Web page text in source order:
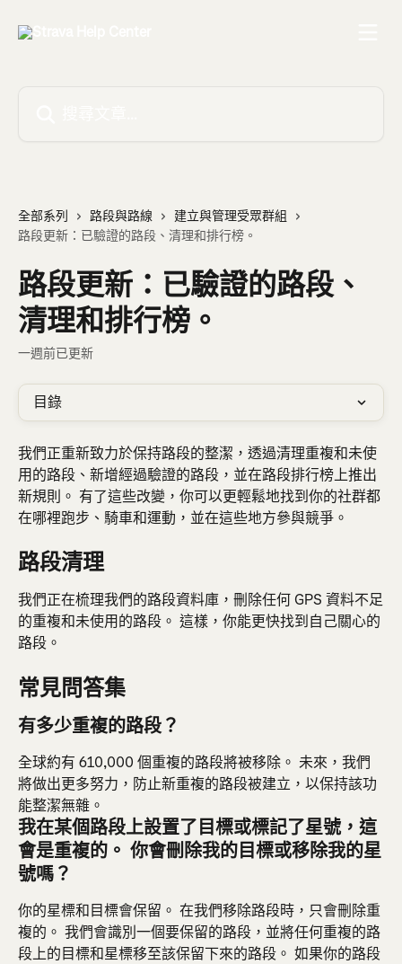
全部系列 路段與路線
建立與管理受眾群組
路段更新：已驗證的路段、清理和排行榜。
路段更新：已驗證的路段、
清理和排行榜。
一週前已更新
目錄
我們正重新致力於保持路段的整潔，透過清理重複和未使
用的路段、新增經過驗證的路段，並在路段排行榜上推出
新規則。 有了這些改變，你可以更輕鬆地找到你的社群都
在哪裡跑步、騎車和運動，並在這些地方參與競爭。
路段清理
我們正在梳理我們的路段資料庫，刪除任何 GPS 資料不足
的重複和未使用的路段。 這樣，你能更快找到自己關心的
路段。
常見問答集
有多少重複的路段？
全球約有 610,000 個重複的路段將被移除。 未來，我們
將做出更多努力，防止新重複的路段被建立，以保持該功
能整潔無雜。
我在某個路段上設置了目標或標記了星號，這
會是重複的。 你會刪除我的目標或移除我的星
號嗎？
你的星標和目標會保留。 在我們移除路段時，只會刪除重
複的。 我們會識別一個要保留的路段，並將任何重複的路
段上的目標和星標移至該保留下來的路段。 如果你的路段